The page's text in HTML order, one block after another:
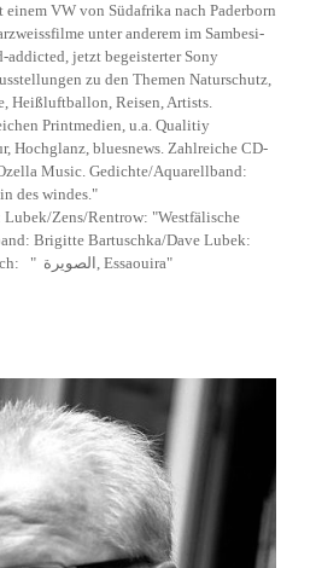
VW von Südafrika nach Paderborn
unter anderem im Sambesi-
addicted, jetzt begeisterter Sony
zu den Themen Naturschutz,
Heißluftballon, Reisen, Artists.
Printmedien, u.a. Qualitiy
Hochglanz, bluesnews. Zahlreiche CD-
Music. Gedichte/Aquarellband:
des windes."
Zens/Rentrow: "Westfälische
Brigitte Bartuschka/Dave Lubek:
"Haiku,俳句" Foto/Tagebuch: " الصويرة, Essaouira"